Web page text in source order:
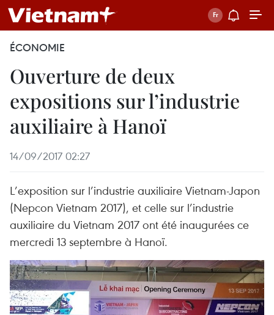
ÉCONOMIE
Ouverture de deux
expositions sur l’industrie
auxiliaire à Hanoï
14/09/2017 02:27
L’exposition sur l’industrie auxiliaire Vietnam-Japon
(Nepcon Vietnam 2017), et celle sur l’industrie
auxiliaire du Vietnam 2017 ont été inaugurées ​ce
mercredi 13 septembre à Hanoï.